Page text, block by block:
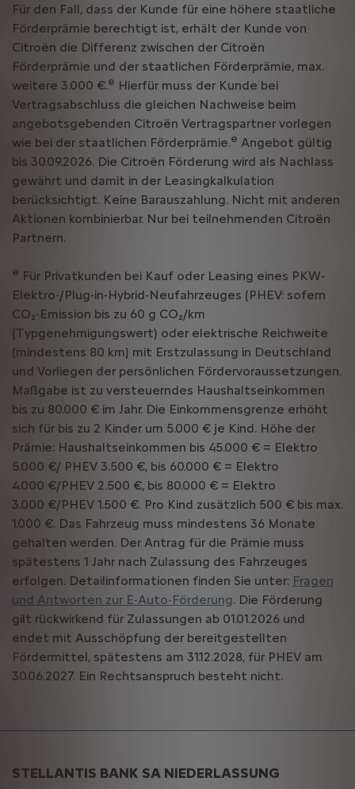
Für den Fall, dass der Kunde für eine höhere staatliche
Förderprämie berechtigt ist, erhält der Kunde von
Citroën die Differenz zwischen der Citroën
Förderprämie und der staatlichen Förderprämie, max.
weitere 3.000 €.e Hierfür muss der Kunde bei
Vertragsabschluss die gleichen Nachweise beim
angebotsgebenden Citroën Vertragspartner vorlegen
wie bei der staatlichen Förderprämie.e Angebot gültig
bis 30.09.2026. Die Citroën Förderung wird als Nachlass
gewährt und damit in der Leasingkalkulation
berücksichtigt. Keine Barauszahlung. Nicht mit anderen
Aktionen kombinierbar. Nur bei teilnehmenden Citroën
Partnern.
e Für Privatkunden bei Kauf oder Leasing eines PKW-
Elektro-/Plug-in-Hybrid-Neufahrzeuges (PHEV: sofern
CO₂-Emission bis zu 60 g CO₂/km
(Typgenehmigungswert) oder elektrische Reichweite
(mindestens 80 km) mit Erstzulassung in Deutschland
und Vorliegen der persönlichen Fördervoraussetzungen.
Maßgabe ist zu versteuerndes Haushaltseinkommen
bis zu 80.000 € im Jahr. Die Einkommensgrenze erhöht
sich für bis zu 2 Kinder um 5.000 € je Kind. Höhe der
Prämie: Haushaltseinkommen bis 45.000 € = Elektro
5.000 €/ PHEV 3.500 €, bis 60.000 € = Elektro
4.000 €/PHEV 2.500 €, bis 80.000 € = Elektro
3.000 €/PHEV 1.500 €. Pro Kind zusätzlich 500 € bis max.
1.000 €. Das Fahrzeug muss mindestens 36 Monate
gehalten werden. Der Antrag für die Prämie muss
spätestens 1 Jahr nach Zulassung des Fahrzeuges
erfolgen. Detailinformationen finden Sie unter: Fragen
und Antworten zur E-Auto-Förderung. Die Förderung
gilt rückwirkend für Zulassungen ab 01.01.2026 und
endet mit Ausschöpfung der bereitgestellten
Fördermittel, spätestens am 31.12.2028, für PHEV am
30.06.2027. Ein Rechtsanspruch besteht nicht.
STELLANTIS BANK SA NIEDERLASSUNG